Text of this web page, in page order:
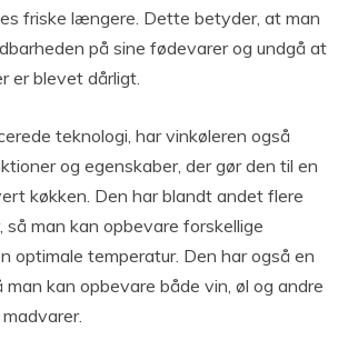
friske længere. Dette betyder, at man
på sine fødevarer og undgå at
er blevet dårligt.
teknologi, har vinkøleren også
og egenskaber, der gør den til en
køkken. Den har blandt andet flere
man kan opbevare forskellige
optimale temperatur. Den har også en
kan opbevare både vin, øl og andre